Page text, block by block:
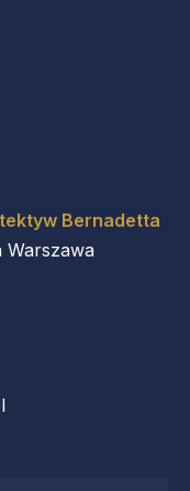
Bernadetta
Warszawa